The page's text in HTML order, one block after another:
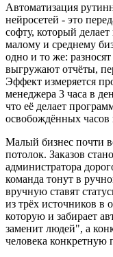
Автоматизация
нейросетей - это
софту, который
малому и среднему
одно и то же:
выгружают отчёты,
Эффект измеряется
менеджера 3 часа в
что её делает
освобождённых часов
Малый бизнес почти
потолок. Заказов
администратора
команда тонут в
вручную ставят
из трёх источников в
которую и забирает
заменит людей", а
человека